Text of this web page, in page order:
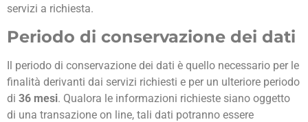
servizi a richiesta.
Periodo di conservazione dei dati
Il periodo di conservazione dei dati è quello necessario per le
finalità derivanti dai servizi richiesti e per un ulteriore periodo
di 36 mesi. Qualora le informazioni richieste siano oggetto
di una transazione on line, tali dati potranno essere